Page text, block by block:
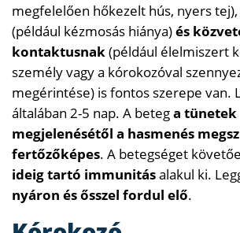
megfelelően hőkezelt hús, nyers tej),
(például kézmosás hiánya)és
kontaktusnak(például élelmiszert
személy vagy a kórokozóval
megérintése) is fontos szerepe van.
általában 2-5 nap. A betega tünetek
megjelenésétől a hasmenés
fertőzőképes. A betegséget
ideig tartó immunitásalakul ki.
nyáron és ősszel fordul elő.